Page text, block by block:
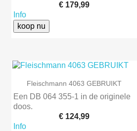
€ 179,99
Info
koop nu
 Snel bekijken
Fleischmann 4063 GEBRUIKT
Een DB 064 355-1 in de originele
doos.
€ 124,99
Info